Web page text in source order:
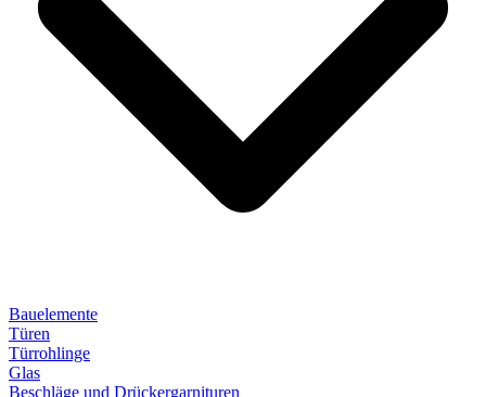
Bauelemente
Türen
Türrohlinge
Glas
Beschläge und Drückergarnituren